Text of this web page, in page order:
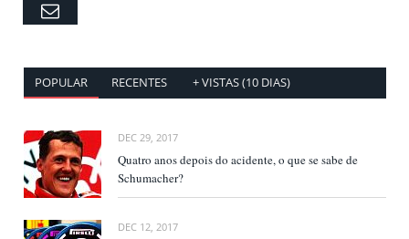
Email
POPULAR RECENTES + VISTAS (10 DIAS)
DEC 29, 2017
Quatro anos depois do acidente, o que se sabe de
Schumacher?
DEC 12, 2017